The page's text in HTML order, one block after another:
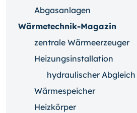
Abgasanlagen
Wärmetechnik-Magazin
zentrale Wärmeerzeuger
Heizungsinstallation
hydraulischer Abgleich
Wärmespeicher
Heizkörper